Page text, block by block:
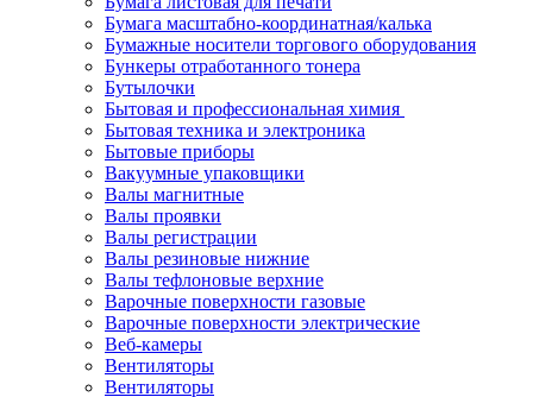
Бумага масштабно-координатная/калька
Бумажные носители торгового оборудования
Бункеры отработанного тонера
Бутылочки
Бытовая и профессиональная химия
Бытовая техника и электроника
Бытовые приборы
Вакуумные упаковщики
Валы магнитные
Валы проявки
Валы регистрации
Валы резиновые нижние
Валы тефлоновые верхние
Варочные поверхности газовые
Варочные поверхности электрические
Веб-камеры
Вентиляторы
Вентиляторы